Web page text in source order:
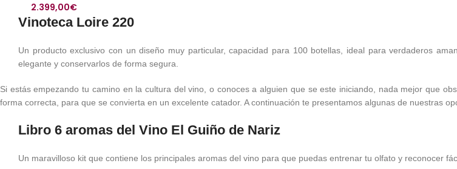
2.399,00€
Vinoteca Loire 220
Un producto exclusivo con un diseño muy particular, capacidad para 100 botellas, ideal para verdaderos
elegante y conservarlos de forma segura.
Si estás empezando tu camino en la cultura del vino, o conoces a alguien que se este iniciando, nada mejor que
forma correcta, para que se convierta en un excelente catador. A continuación te presentamos algunas de nuestras
Libro 6 aromas del Vino El Guiño de Nariz
Un maravilloso kit que contiene los principales aromas del vino para que puedas entrenar tu olfato y reconocer